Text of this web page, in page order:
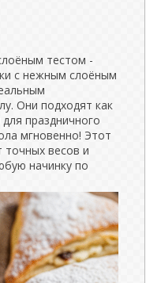
тестом -
с нежным слоёным
Они подходят как
праздничного
мгновенно! Этот
точных весов и
начинку по